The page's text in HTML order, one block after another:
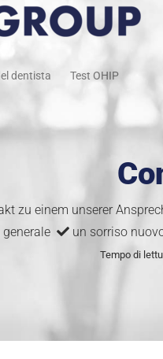
dentista Test OHIP
zu einem unserer
un sorriso
Tempo di